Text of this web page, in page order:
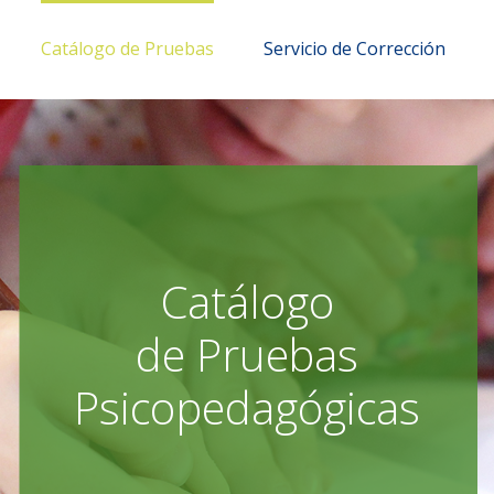
Catálogo de Pruebas Servicio de Corrección
Catálogo
de Pruebas
Psicopedagógicas